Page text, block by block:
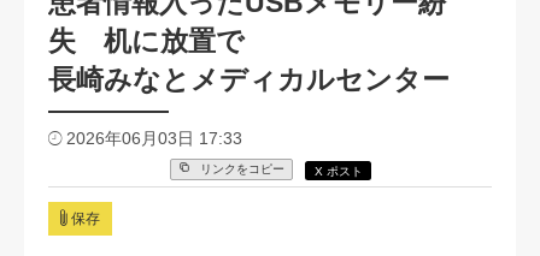
失 机に放置で
長崎みなとメディカルセンター
2026年06月03日 17:33
リンクをコピー X ポスト
保存